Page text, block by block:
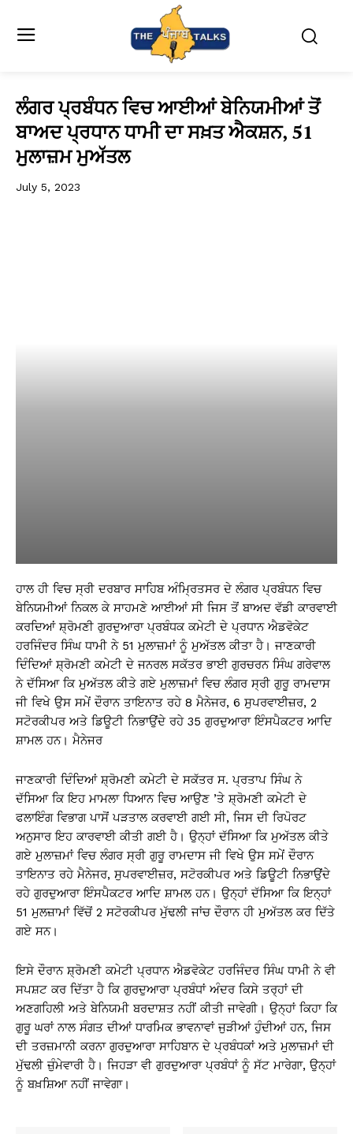
ਲੰਗਰ ਪ੍ਰਬੰਧਨ ਵਿਚ ਆਈਆਂ ਬੇਨਿਯਮੀਆਂ ਤੋਂ
ਬਾਅਦ ਪ੍ਰਧਾਨ ਧਾਮੀ ਦਾ ਸਖ਼ਤ ਐਕਸ਼ਨ, 51
ਮੁਲਾਜ਼ਮ ਮੁਅੱਤਲ
July 5, 2023
ਹਾਲ ਹੀ ਵਿਚ ਸ੍ਰੀ ਦਰਬਾਰ ਸਾਹਿਬ ਅੰਮ੍ਰਿਤਸਰ ਦੇ ਲੰਗਰ ਪ੍ਰਬੰਧਨ ਵਿਚ
ਬੇਨਿਯਮੀਆਂ ਨਿਕਲ ਕੇ ਸਾਹਮਣੇ ਆਈਆਂ ਸੀ ਜਿਸ ਤੋਂ ਬਾਅਦ ਵੱਡੀ ਕਾਰਵਾਈ
ਕਰਦਿਆਂ ਸ਼੍ਰੋਮਣੀ ਗੁਰਦੁਆਰਾ ਪ੍ਰਬੰਧਕ ਕਮੇਟੀ ਦੇ ਪ੍ਰਧਾਨ ਐਡਵੋਕੇਟ
ਹਰਜਿੰਦਰ ਸਿੰਘ ਧਾਮੀ ਨੇ 51 ਮੁਲਾਜ਼ਮਾਂ ਨੂੰ ਮੁਅੱਤਲ ਕੀਤਾ ਹੈ। ਜਾਣਕਾਰੀ
ਦਿੰਦਿਆਂ ਸ਼੍ਰੋਮਣੀ ਕਮੇਟੀ ਦੇ ਜਨਰਲ ਸਕੱਤਰ ਭਾਈ ਗੁਰਚਰਨ ਸਿੰਘ ਗਰੇਵਾਲ
ਨੇ ਦੱਸਿਆ ਕਿ ਮੁਅੱਤਲ ਕੀਤੇ ਗਏ ਮੁਲਾਜ਼ਮਾਂ ਵਿਚ ਲੰਗਰ ਸ੍ਰੀ ਗੁਰੂ ਰਾਮਦਾਸ
ਜੀ ਵਿਖੇ ਉਸ ਸਮੇਂ ਦੌਰਾਨ ਤਾਇਨਾਤ ਰਹੇ 8 ਮੈਨੇਜਰ, 6 ਸੁਪਰਵਾਈਜ਼ਰ, 2
ਸਟੋਰਕੀਪਰ ਅਤੇ ਡਿਊਟੀ ਨਿਭਾਉਂਦੇ ਰਹੇ 35 ਗੁਰਦੁਆਰਾ ਇੰਸਪੈਕਟਰ ਆਦਿ
ਸ਼ਾਮਲ ਹਨ। ਮੈਨੇਜਰ
ਜਾਣਕਾਰੀ ਦਿੰਦਿਆਂ ਸ਼੍ਰੋਮਣੀ ਕਮੇਟੀ ਦੇ ਸਕੱਤਰ ਸ. ਪ੍ਰਤਾਪ ਸਿੰਘ ਨੇ
ਦੱਸਿਆ ਕਿ ਇਹ ਮਾਮਲਾ ਧਿਆਨ ਵਿਚ ਆਉਣ ’ਤੇ ਸ਼੍ਰੋਮਣੀ ਕਮੇਟੀ ਦੇ
ਫਲਾਇੰਗ ਵਿਭਾਗ ਪਾਸੋਂ ਪੜਤਾਲ ਕਰਵਾਈ ਗਈ ਸੀ, ਜਿਸ ਦੀ ਰਿਪੋਰਟ
ਅਨੁਸਾਰ ਇਹ ਕਾਰਵਾਈ ਕੀਤੀ ਗਈ ਹੈ। ਉਨ੍ਹਾਂ ਦੱਸਿਆ ਕਿ ਮੁਅੱਤਲ ਕੀਤੇ
ਗਏ ਮੁਲਾਜ਼ਮਾਂ ਵਿਚ ਲੰਗਰ ਸ੍ਰੀ ਗੁਰੂ ਰਾਮਦਾਸ ਜੀ ਵਿਖੇ ਉਸ ਸਮੇਂ ਦੌਰਾਨ
ਤਾਇਨਾਤ ਰਹੇ ਮੈਨੇਜਰ, ਸੁਪਰਵਾਈਜ਼ਰ, ਸਟੋਰਕੀਪਰ ਅਤੇ ਡਿਊਟੀ ਨਿਭਾਉਂਦੇ
ਰਹੇ ਗੁਰਦੁਆਰਾ ਇੰਸਪੈਕਟਰ ਆਦਿ ਸ਼ਾਮਲ ਹਨ। ਉਨ੍ਹਾਂ ਦੱਸਿਆ ਕਿ ਇਨ੍ਹਾਂ
51 ਮੁਲਜ਼ਾਮਾਂ ਵਿੱਚੋਂ 2 ਸਟੋਰਕੀਪਰ ਮੁੱਢਲੀ ਜਾਂਚ ਦੌਰਾਨ ਹੀ ਮੁਅੱਤਲ ਕਰ ਦਿੱਤੇ
ਗਏ ਸਨ।
ਇਸੇ ਦੌਰਾਨ ਸ਼੍ਰੋਮਣੀ ਕਮੇਟੀ ਪ੍ਰਧਾਨ ਐਡਵੋਕੇਟ ਹਰਜਿੰਦਰ ਸਿੰਘ ਧਾਮੀ ਨੇ ਵੀ
ਸਪਸ਼ਟ ਕਰ ਦਿੱਤਾ ਹੈ ਕਿ ਗੁਰਦੁਆਰਾ ਪ੍ਰਬੰਧਾਂ ਅੰਦਰ ਕਿਸੇ ਤਰ੍ਹਾਂ ਦੀ
ਅਣਗਹਿਲੀ ਅਤੇ ਬੇਨਿਯਮੀ ਬਰਦਾਸ਼ਤ ਨਹੀਂ ਕੀਤੀ ਜਾਵੇਗੀ। ਉਨ੍ਹਾਂ ਕਿਹਾ ਕਿ
ਗੁਰੂ ਘਰਾਂ ਨਾਲ ਸੰਗਤ ਦੀਆਂ ਧਾਰਮਿਕ ਭਾਵਨਾਵਾਂ ਜੁੜੀਆਂ ਹੁੰਦੀਆਂ ਹਨ, ਜਿਸ
ਦੀ ਤਰਜ਼ਮਾਨੀ ਕਰਨਾ ਗੁਰਦੁਆਰਾ ਸਾਹਿਬਾਨ ਦੇ ਪ੍ਰਬੰਧਕਾਂ ਅਤੇ ਮੁਲਾਜ਼ਮਾਂ ਦੀ
ਮੁੱਢਲੀ ਜ਼ੁੰਮੇਵਾਰੀ ਹੈ। ਜਿਹੜਾ ਵੀ ਗੁਰਦੁਆਰਾ ਪ੍ਰਬੰਧਾਂ ਨੂੰ ਸੱਟ ਮਾਰੇਗਾ, ਉਨ੍ਹਾਂ
ਨੂੰ ਬਖ਼ਸ਼ਿਆ ਨਹੀਂ ਜਾਵੇਗਾ।